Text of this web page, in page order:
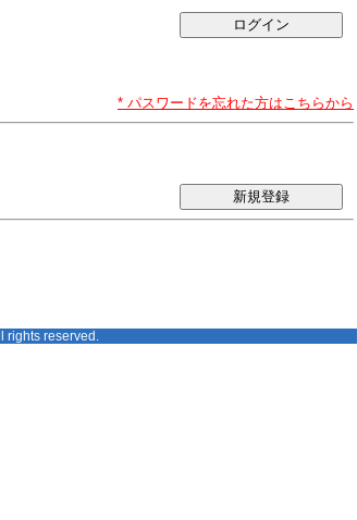
* パスワードを忘れた方はこちらから
新規登録
rights reserved.